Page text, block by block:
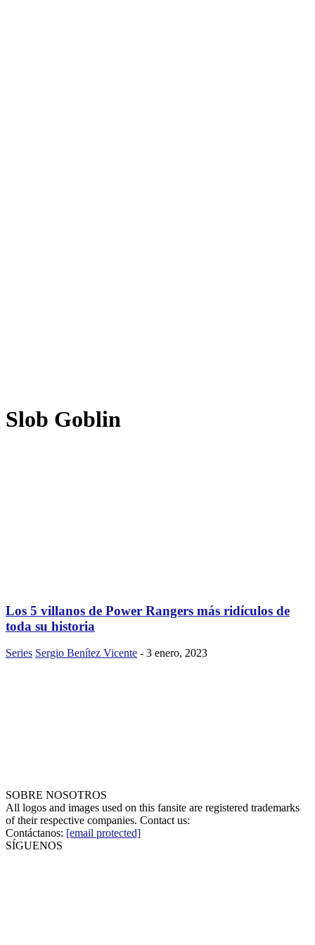
Slob Goblin
Los 5 villanos de Power Rangers más ridículos de
toda su historia
Series Sergio Benítez Vicente - 3 enero, 2023
SOBRE NOSOTROS
All logos and images used on this fansite are registered trademarks
of their respective companies. Contact us:
Contáctanos: [email protected]
SÍGUENOS